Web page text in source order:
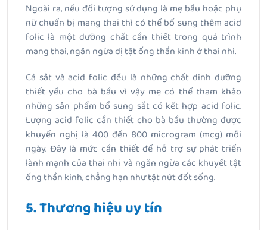
Ngoài ra, nếu đối tượng sử dụng là mẹ bầu hoặc phụ
nữ chuẩn bị mang thai thì có thể bổ sung thêm acid
folic là một dưỡng chất cần thiết trong quá trình
mang thai, ngăn ngừa dị tật ống thần kinh ở thai nhi.
Cả sắt và acid folic đều là những chất dinh dưỡng
thiết yếu cho bà bầu vì vậy mẹ có thể tham khảo
những sản phẩm bổ sung sắt có kết hợp acid folic.
Lượng acid folic cần thiết cho bà bầu thường được
khuyến nghị là 400 đến 800 microgram (mcg) mỗi
ngày. Đây là mức cần thiết để hỗ trợ sự phát triển
lành mạnh của thai nhi và ngăn ngừa các khuyết tật
ống thần kinh, chẳng hạn như tật nứt đốt sống.
5. Thương hiệu uy tín